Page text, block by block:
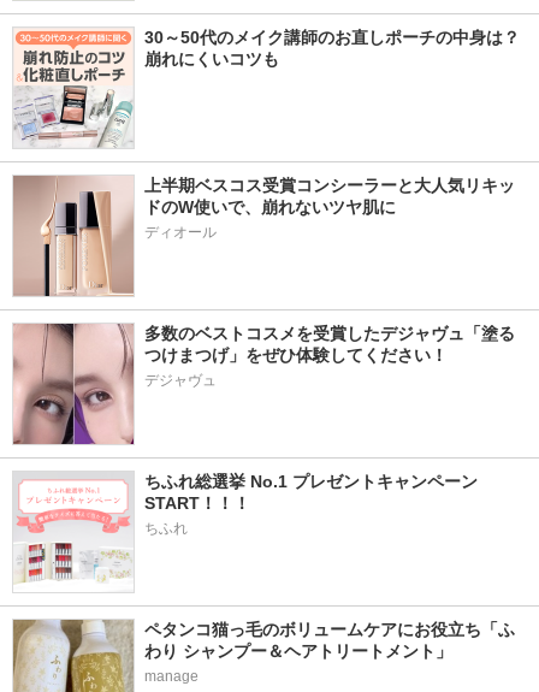
30～50代のメイク講師のお直しポーチの中身は？
崩れにくいコツも
上半期ベスコス受賞コンシーラーと大人気リキッ
ドのW使いで、崩れないツヤ肌に
ディオール
多数のベストコスメを受賞したデジャヴュ「塗る
つけまつげ」をぜひ体験してください！
デジャヴュ
ちふれ総選挙 No.1 プレゼントキャンペーン
START！！！
ちふれ
ペタンコ猫っ毛のボリュームケアにお役立ち「ふ
わり シャンプー＆ヘアトリートメント」
manage